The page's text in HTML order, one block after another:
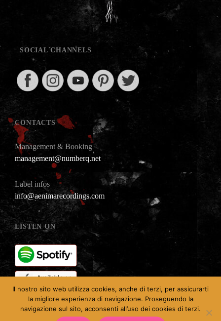
SOCIAL CHANNELS
CONTACTS
Management & Booking
management@numberq.net
Label infos
info@aenimarecordings.com
LISTEN ON
Il nostro sito web utilizza cookies, anche di terzi, per assicurarti
la migliore esperienza di navigazione. Proseguendo la
navigazione sul sito, acconsenti all’uso dei cookies di terzi.